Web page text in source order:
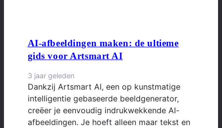
AI-afbeeldingen maken: de ultieme
gids voor Artsmart AI
3 jaar geleden
Dankzij Artsmart AI, een op kunstmatige
intelligentie gebaseerde beeldgenerator,
creëer je eenvoudig indrukwekkende AI-
afbeeldingen. Je hoeft alleen maar tekst en